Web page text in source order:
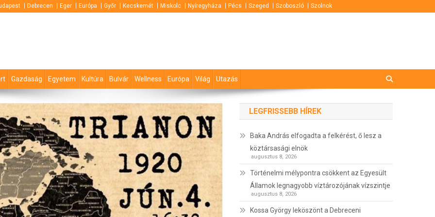
Debrecen Eger Európa Győr Kecskemét Miskolc Nyíregyháza Pécs Szeged Szoboszló Szolnok
Gazdaság Egyetem Kultúra Bulvár Wellness Európa Világ Utazás
LEGFRISSEBB HÍREK
Baka András elfogadta a felkérést, ő lesz a
köztársasági elnök
augusztus 8, 2026
Történelmi mélypontra csökkent az Egyesült
Államok legnagyobb víztározójának vízszintje
augusztus 8, 2026
Kossa György leköszönt a Debreceni